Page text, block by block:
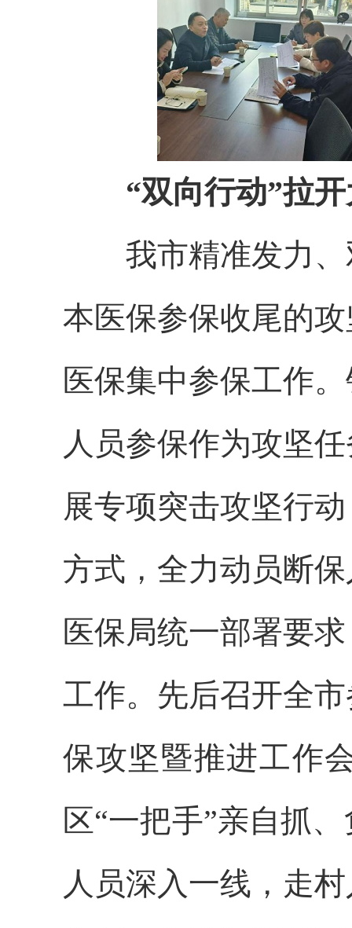
“双向行动”拉
我市精准发力
本医保参保收尾的
医保集中参保工作
人员参保作为攻坚
展专项突击攻坚行
方式，全力动员断
医保局统一部署要
工作。先后召开全
保攻坚暨推进工作
区“一把手”亲自抓
人员深入一线，走